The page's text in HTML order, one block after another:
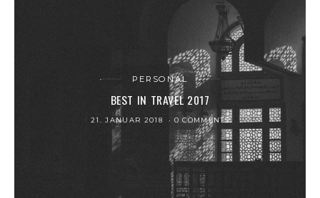
PERSONAL
BEST IN TRAVEL 2017
21. JANUAR 2018 0 COMMENTS